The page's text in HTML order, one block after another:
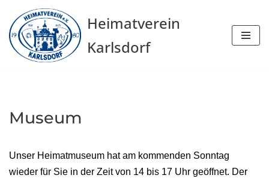
Zum
Inhalt
springen
Heimatverein
Karlsdorf
Museum
Unser Heimatmuseum hat am kommenden Sonntag
wieder für Sie in der Zeit von 14 bis 17 Uhr geöffnet. Der